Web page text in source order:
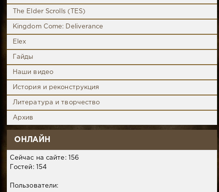
The Elder Scrolls (TES)
Kingdom Come: Deliverance
Elex
Гайды
Наши видео
История и реконструкция
Литература и творчество
Архив
ОНЛАЙН
Сейчас на сайте: 156
Гостей: 154
Пользователи: